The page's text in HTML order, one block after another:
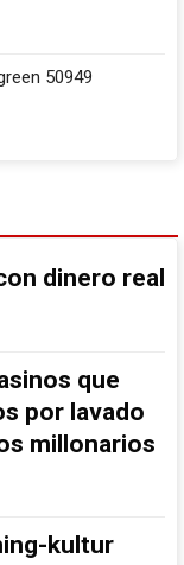
50949
dinero real
que
por lavado
millonarios
kultur